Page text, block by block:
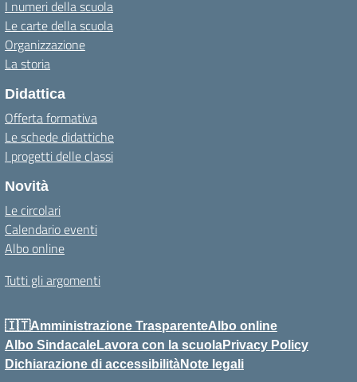
I numeri della scuola
Le carte della scuola
Organizzazione
La storia
Didattica
Offerta formativa
Le schede didattiche
I progetti delle classi
Novità
Le circolari
Calendario eventi
Albo online
Tutti gli argomenti
🇮🇹Amministrazione TrasparenteAlbo online
Albo SindacaleLavora con la scuolaPrivacy Policy
Dichiarazione di accessibilitàNote legali